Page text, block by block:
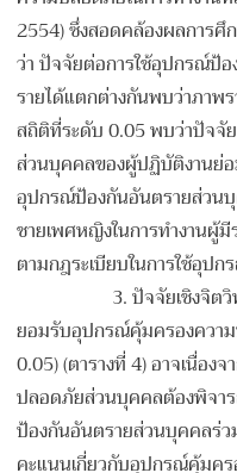
2554) ซึ่งสอดคล้องผลการศึ
ว่า ปัจจัยต่อการใช้อุปกรณ์ป้
รายได้แตกต่างกันพบว่าภาพ
สถิติที่ระดับ 0.05 พบว่าปัจจั
ส่วนบุคคลของผู้ปฏิบัติงานย่
อุปกรณ์ป้องกันอันตรายส่วน
ชายเพศหญิงในการทำงานผู้
ตามกฎระเบียบในการใช้อุ
3.ปัจจัยเชิงจิต
ยอมรับอุปกรณ์คุ้มครองคว
0.05) (ตารางที่ 4) อาจเนื่อ
ปลอดภัยส่วนบุคคลต้องพิจา
ป้องกันอันตรายส่วนบุคคลร่
คะแนนเกี่ยวกับอุปกรณ์คุ้มค